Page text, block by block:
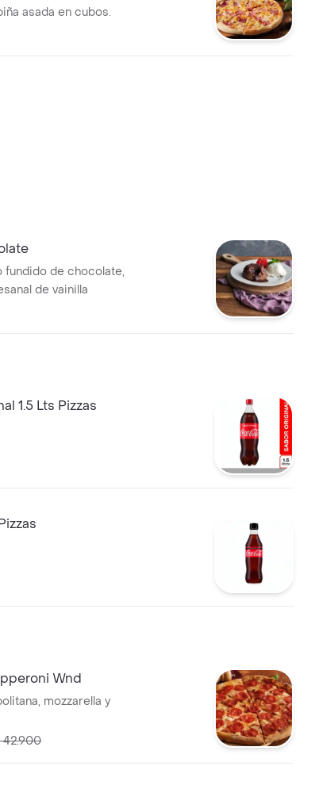
asada en cubos.
fundido de chocolate,
de vainilla
1.5 Lts Pizzas
Wnd
mozzarella y
42.900